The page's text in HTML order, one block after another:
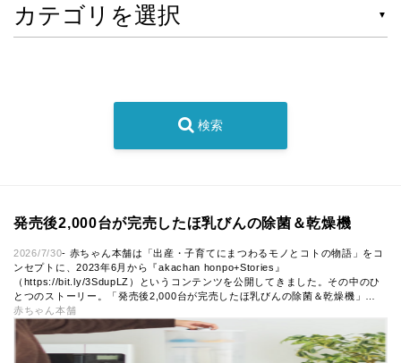
▼
検索
発売後2,000台が完売したほ乳びんの除菌＆乾燥機
2026/7/30- 赤ちゃん本舗は「出産・子育てにまつわるモノとコトの物語」をコ
ンセプトに、2023年6月から『akachan honpo+Stories』
（https://bit.ly/3SdupLZ）というコンテンツを公開してきました。その中のひ
とつのストーリー。「発売後2,000台が完売したほ乳びんの除菌＆乾燥機」…
赤ちゃん本舗